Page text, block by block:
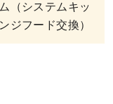
（システムキッ
ジフード交換）